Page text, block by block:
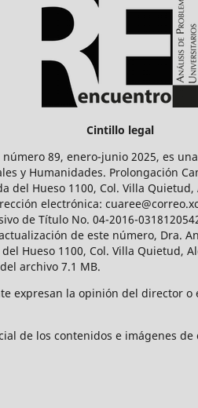
Cintillo legal
89, enero-junio 2025, es
y Humanidades. Prolongación
del Hueso 1100, Col. Villa
electrónica:
de Título No. 04-2016-
de este número, Dra.
Hueso 1100, Col. Villa Quietud,
archivo 7.1 MB.
expresan la opinión del director
de los contenidos e imágenes